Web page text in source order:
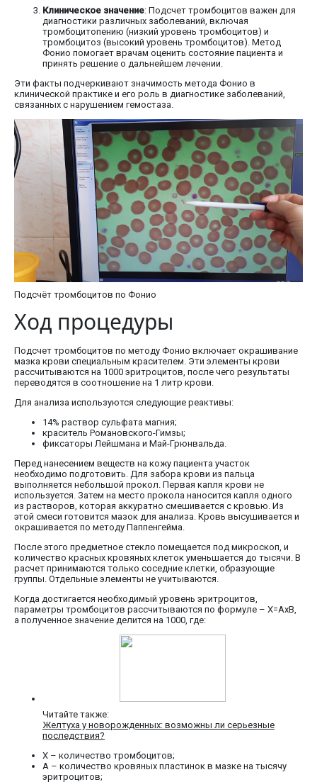
Клиническое значение: Подсчет тромбоцитов важен для
диагностики различных заболеваний, включая
тромбоцитопению (низкий уровень тромбоцитов) и
тромбоцитоз (высокий уровень тромбоцитов). Метод
Фонио помогает врачам оценить состояние пациента и
принять решение о дальнейшем лечении.
Эти факты подчеркивают значимость метода Фонио в
клинической практике и его роль в диагностике заболеваний,
связанных с нарушением гемостаза.
Подсчёт тромбоцитов по Фонио
Ход процедуры
Подсчет тромбоцитов по методу Фонио включает окрашивание
мазка крови специальным красителем. Эти элементы крови
рассчитываются на 1000 эритроцитов, после чего результаты
переводятся в соотношение на 1 литр крови.
Для анализа используются следующие реактивы:
14% раствор сульфата магния;
краситель Романовского-Гимзы;
фиксаторы Лейшмана и Май-Грюнвальда.
Перед нанесением веществ на кожу пациента участок
необходимо подготовить. Для забора крови из пальца
выполняется небольшой прокол. Первая капля крови не
используется. Затем на место прокола наносится капля одного
из растворов, которая аккуратно смешивается с кровью. Из
этой смеси готовится мазок для анализа. Кровь высушивается и
окрашивается по методу Паппенгейма.
После этого предметное стекло помещается под микроскоп, и
количество красных кровяных клеток уменьшается до тысячи. В
расчет принимаются только соседние клетки, образующие
группы. Отдельные элементы не учитываются.
Когда достигается необходимый уровень эритроцитов,
параметры тромбоцитов рассчитываются по формуле – Х=АхВ,
а полученное значение делится на 1000, где:
Читайте также:
Желтуха у новорожденных: возможны ли серьезные
последствия?
Х – количество тромбоцитов;
А – количество кровяных пластинок в мазке на тысячу
эритроцитов;